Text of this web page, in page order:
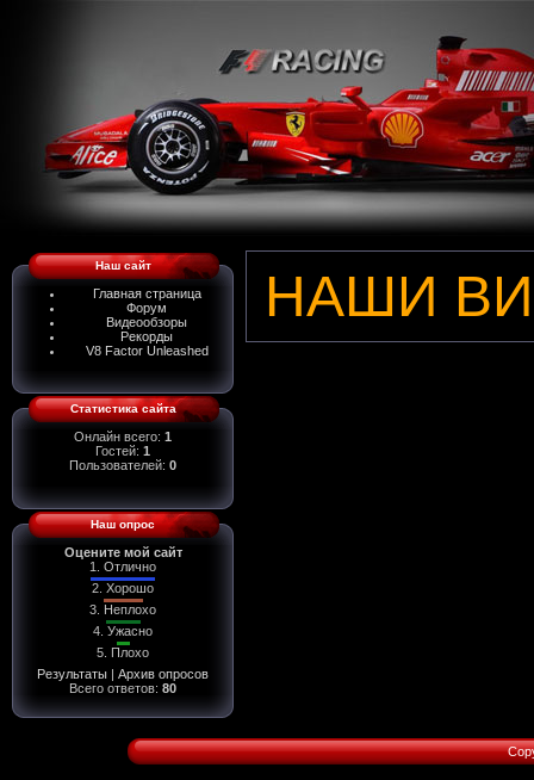
Наш сайт
Главная страница
Форум
Видеообзоры
Рекорды
V8 Factor Unleashed
Статистика сайта
Онлайн всего: 1
Гостей: 1
Пользователей: 0
Наш опрос
Оцените мой сайт
1. Отлично
2. Хорошо
3. Неплохо
4. Ужасно
5. Плохо
Результаты | Архив опросов
Всего ответов: 80
НАШИ